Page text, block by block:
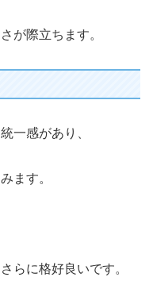
が際立ちます。
一感があり、
ます。
らに格好良いです。